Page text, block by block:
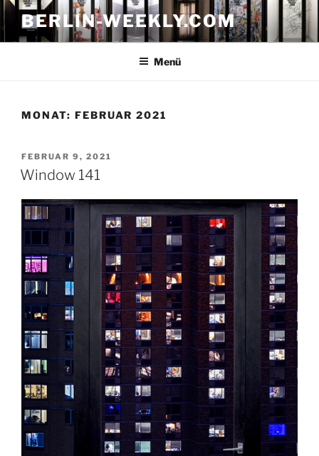
Zum
Inhalt
springen
BERLIN-WEEKLY.COM
Menü
MONAT: FEBRUAR 2021
VERÖFFENTLICHT
AM
FEBRUAR 9, 2021
Window 141